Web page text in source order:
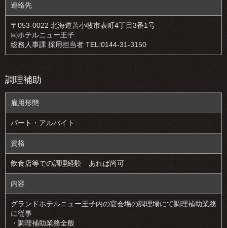
連絡先
〒053-0022 北海道苫小牧市表町4丁目3番1号
㈱ホテルニュー王子
総務人事課 採用担当者 TEL:0144-31-3150
調理補助
雇用形態
パート・アルバイト
資格
飲食店等での調理経験 あれば尚可
内容
グランドホテルニュー王子内の宴会場の調理場にて調理補助業務
に従事
・調理補助業務全般